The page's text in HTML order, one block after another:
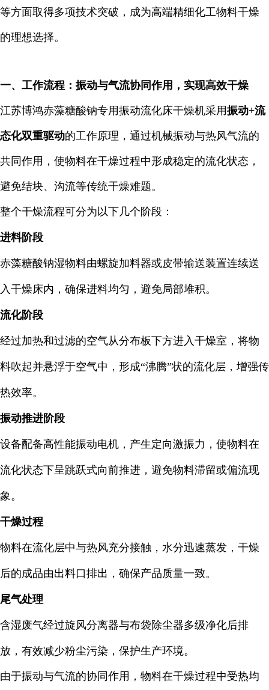
等方面取得多项技术突破，成为高端精细化工物料干燥
的理想选择。
一、工作流程：振动与气流协同作用，实现高效干燥
江苏博鸿赤藻糖酸钠专用振动流化床干燥机采用振动+流
态化双重驱动的工作原理，通过机械振动与热风气流的
共同作用，使物料在干燥过程中形成稳定的流化状态，
避免结块、沟流等传统干燥难题。
整个干燥流程可分为以下几个阶段：
进料阶段
赤藻糖酸钠湿物料由螺旋加料器或皮带输送装置连续送
入干燥床内，确保进料均匀，避免局部堆积。
流化阶段
经过加热和过滤的空气从分布板下方进入干燥室，将物
料吹起并悬浮于空气中，形成“沸腾”状的流化层，增强传
热效率。
振动推进阶段
设备配备高性能振动电机，产生定向激振力，使物料在
流化状态下呈跳跃式向前推进，避免物料滞留或偏流现
象。
干燥过程
物料在流化层中与热风充分接触，水分迅速蒸发，干燥
后的成品由出料口排出，确保产品质量一致。
尾气处理
含湿废气经过旋风分离器与布袋除尘器多级净化后排
放，有效减少粉尘污染，保护生产环境。
由于振动与气流的协同作用，物料在干燥过程中受热均